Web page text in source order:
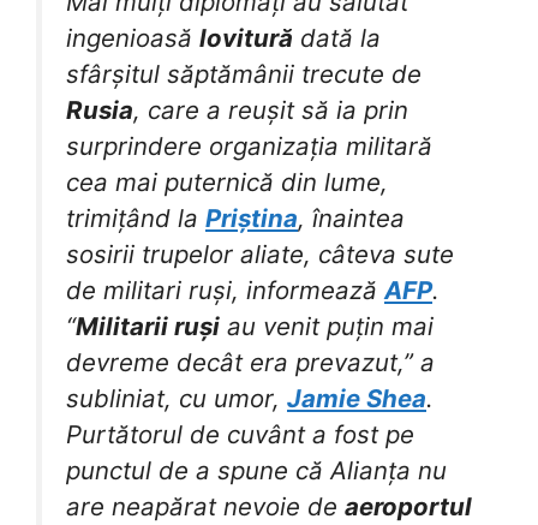
ingenioasă lovitură dată la
sfârșitul săptămânii trecute de
Rusia, care a reușit să ia prin
surprindere organizația militară
cea mai puternică din lume,
trimițând la Priștina, înaintea
sosirii trupelor aliate, câteva sute
de militari ruși, informează AFP.
“Militarii ruși au venit puțin mai
devreme decât era prevazut,” a
subliniat, cu umor, Jamie Shea.
Purtătorul de cuvânt a fost pe
punctul de a spune că Alianța nu
are neapărat nevoie de aeroportul